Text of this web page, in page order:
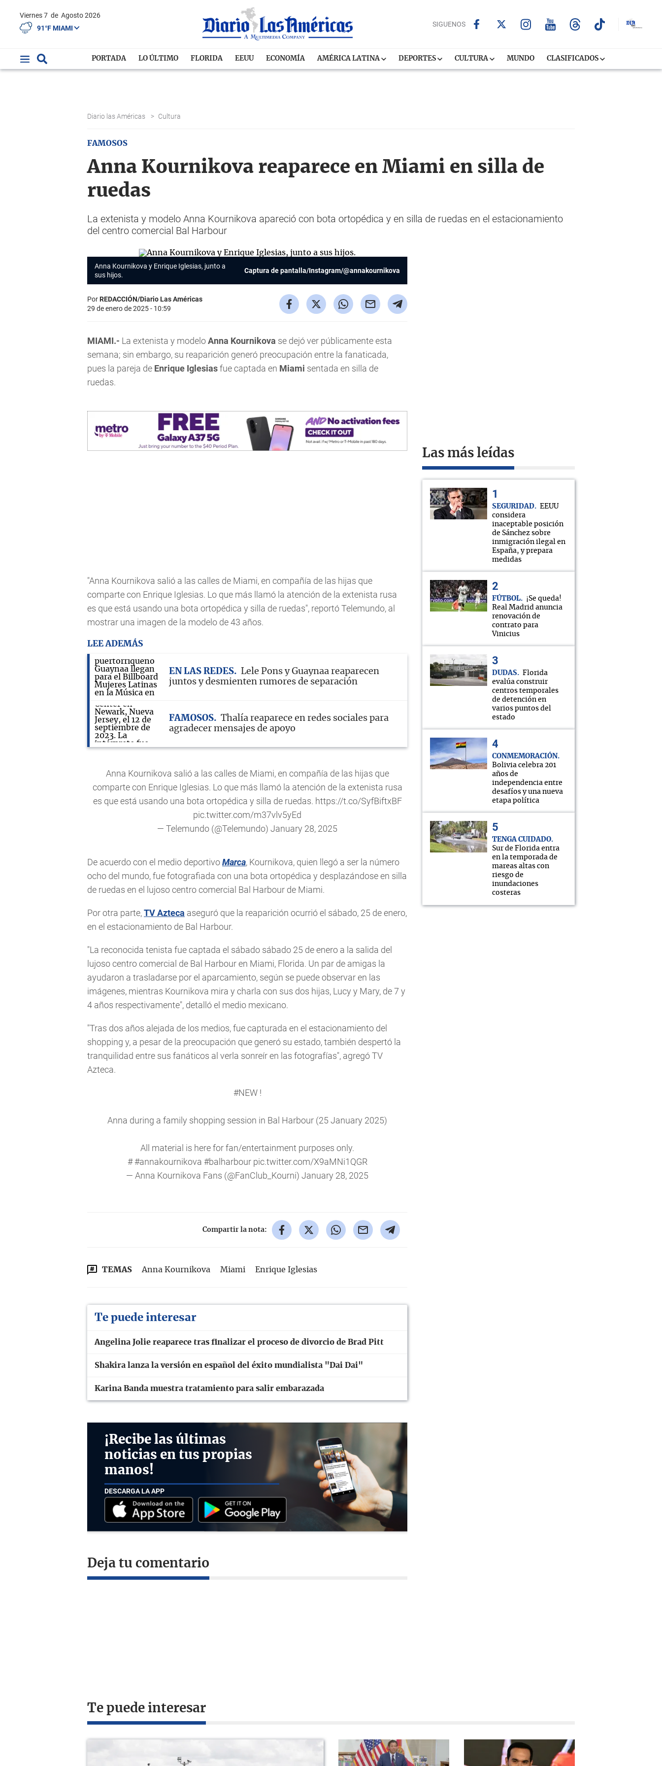
Viernes 7 de Agosto 2026
91°F MIAMI
SIGUENOS
PORTADA LO ÚLTIMO FLORIDA EEUU ECONOMÍA AMÉRICA LATINA DEPORTES CULTURA MUNDO CLASIFICADOS
Diario las Américas > Cultura
FAMOSOS
Anna Kournikova reaparece en Miami en silla de
ruedas
La extenista y modelo Anna Kournikova apareció con bota ortopédica y en silla de ruedas en el estacionamiento
del centro comercial Bal Harbour
Anna Kournikova y Enrique Iglesias, junto a
sus hijos.
Captura de pantalla/Instagram/@annakournikova
PorREDACCIÓN/Diario Las Américas
29 de enero de 2025 - 10:59
MIAMI.- La extenista y modeloAnna Kournikova se dejó ver públicamente esta
semana; sin embargo, su reaparición generó preocupación entre la fanaticada,
pues la pareja de Enrique Iglesiasfue captada en Miami sentada en silla de
ruedas.
"Anna Kournikova salió a las calles de Miami, en compañía de las hijas que
comparte con Enrique Iglesias. Lo que más llamó la atención de la extenista rusa
es que está usando una bota ortopédica y silla de ruedas", reportó Telemundo, al
mostrar una imagen de la modelo de 43 años.
LEE ADEMÁS
EN LAS REDES
Lele Pons y Guaynaa reaparecen
juntos y desmienten rumores de separación
FAMOSOS
Thalía reaparece en redes sociales para
agradecer mensajes de apoyo
Anna Kournikova salió a las calles de Miami, en compañía de las hijas que
comparte con Enrique Iglesias. Lo que más llamó la atención de la extenista rusa
es que está usando una bota ortopédica y silla de ruedas. https://t.co/SyfBiftxBF
pic.twitter.com/m37vlv5yEd
— Telemundo (@Telemundo) January 28, 2025
De acuerdo con el medio deportivoMarca, Kournikova, quien llegó a ser la número
ocho del mundo, fue fotografiada con una bota ortopédica y desplazándose en silla
de ruedas en el lujoso centro comercial Bal Harbour de Miami.
Por otra parte,TV Azteca aseguró que la reaparición ocurrió el sábado, 25 de enero,
en el estacionamiento de Bal Harbour.
"La reconocida tenista fue captada el sábado sábado 25 de enero a la salida del
lujoso centro comercial de Bal Harbour en Miami, Florida. Un par de amigas la
ayudaron a trasladarse por el aparcamiento, según se puede observar en las
imágenes, mientras Kournikova mira y charla con sus dos hijas, Lucy y Mary, de 7 y
4 años respectivamente", detalló el medio mexicano.
"Tras dos años alejada de los medios, fue capturada en el estacionamiento del
shopping y, a pesar de la preocupación que generó su estado, también despertó la
tranquilidad entre sus fanáticos al verla sonreír en las fotografías", agregó TV
Azteca.
#NEW!
Anna during a family shopping session in Bal Harbour (25 January 2025)
All material is here for fan/entertainment purposes only.
# #annakournikova #balharbour pic.twitter.com/X9aMNi1QGR
— Anna Kournikova Fans (@FanClub_Kourni) January 28, 2025
Compartir la nota:
TEMAS Anna Kournikova Miami Enrique Iglesias
Te puede interesar
Angelina Jolie reaparece tras finalizar el proceso de divorcio de Brad Pitt
Shakira lanza la versión en español del éxito mundialista "Dai Dai"
Karina Banda muestra tratamiento para salir embarazada
¡Recibe las últimas
noticias en tus propias
manos!
DESCARGA LA APP
Deja tu comentario
Las más leídas
SEGURIDAD
EEUU
considera
inaceptable posición
de Sánchez sobre
inmigración ilegal en
España, y prepara
medidas
FÚTBOL
¡Se queda!
Real Madrid anuncia
renovación de
contrato para
Vinicius
DUDAS
Florida
evalúa construir
centros temporales
de detención en
varios puntos del
estado
CONMEMORACIÓN
Bolivia celebra 201
años de
independencia entre
desafíos y una nueva
etapa política
TENGA CUIDADO
Sur de Florida entra
en la temporada de
mareas altas con
riesgo de
inundaciones
costeras
Te puede interesar